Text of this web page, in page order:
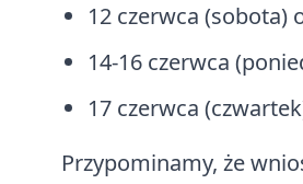
12 czerwca (sobota)
14-16 czerwca
17 czerwca
Przypominamy, że